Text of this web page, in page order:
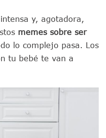
y, agotadora,
memes sobre ser
lo complejo pasa. Los
tu bebé te van a